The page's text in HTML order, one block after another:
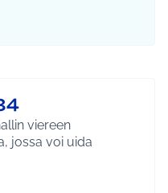
viereen
jossa voi uida